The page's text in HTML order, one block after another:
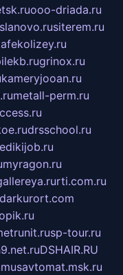
ooo-driada.ru
siterem.ru
grinox.ru
kameryjooan.ru
metall-perm.ru
drsschool.ru
myragon.ru
rti.com.ru
sp-tour.ru
DSHAIR.RU
musavtomat.msk.ru